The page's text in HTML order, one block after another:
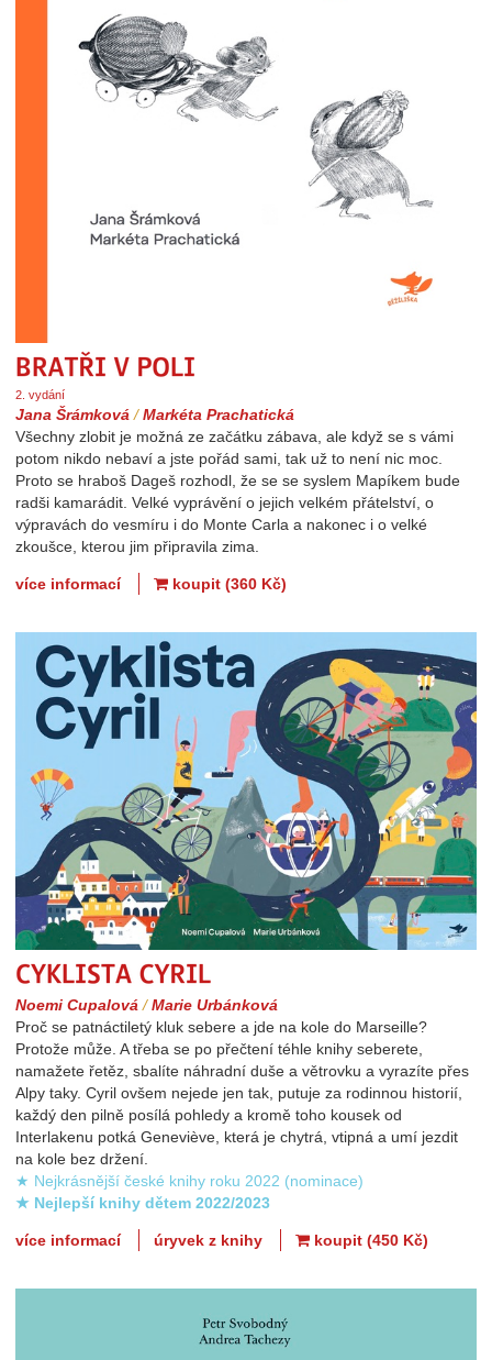
2. vydání
Jana Šrámková /Markéta Prachatická
Všechny zlobit je možná ze začátku zábava, ale když se s vámi
potom nikdo nebaví a jste pořád sami, tak už to není nic moc.
Proto se hraboš Dageš rozhodl, že se se syslem Mapíkem bude
radši kamarádit. Velké vyprávění o jejich velkém přátelství, o
výpravách do vesmíru i do Monte Carla a nakonec i o velké
zkoušce, kterou jim připravila zima.
více informací koupit (360 Kč)
Noemi Cupalová /Marie Urbánková
Proč se patnáctiletý kluk sebere a jde na kole do Marseille?
Protože může. A třeba se po přečtení téhle knihy seberete,
namažete řetěz, sbalíte náhradní duše a větrovku a vyrazíte přes
Alpy taky. Cyril ovšem nejede jen tak, putuje za rodinnou historií,
každý den pilně posílá pohledy a kromě toho kousek od
Interlakenu potká Geneviève, která je chytrá, vtipná a umí jezdit
na kole bez držení.
★ Nejkrásnější české knihy roku 2022 (nominace)
★ Nejlepší knihy dětem 2022/2023
více informací úryvek z knihy koupit (450 Kč)